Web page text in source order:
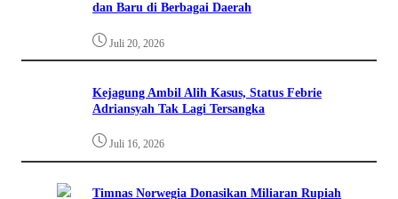
dan Baru di Berbagai Daerah
Juli 20, 2026
Kejagung Ambil Alih Kasus, Status Febrie
Adriansyah Tak Lagi Tersangka
Juli 16, 2026
Timnas Norwegia Donasikan Miliaran Rupiah